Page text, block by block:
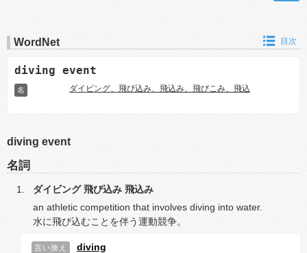
WordNet 目次
diving event
名 ダイビング、飛び込み、飛込み、飛びこみ、飛込
diving event
名詞
ダイビング 飛び込み 飛込み
an athletic competition that involves diving into water.
水に飛び込むことを伴う運動競争。
言い換え diving